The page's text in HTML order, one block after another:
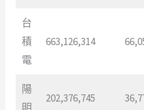
台
積
電
663,126,314
陽
202,376,745